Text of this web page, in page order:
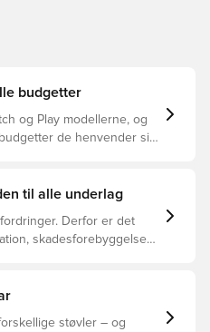
budgetter
og Play modellerne, og
de henvender sig
til alle underlag
Derfor er det
skadesforebyggelse
de forskellige typer
støvler – og